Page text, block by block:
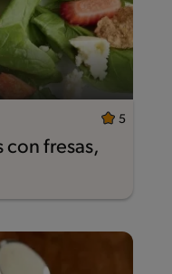
5
con fresas,